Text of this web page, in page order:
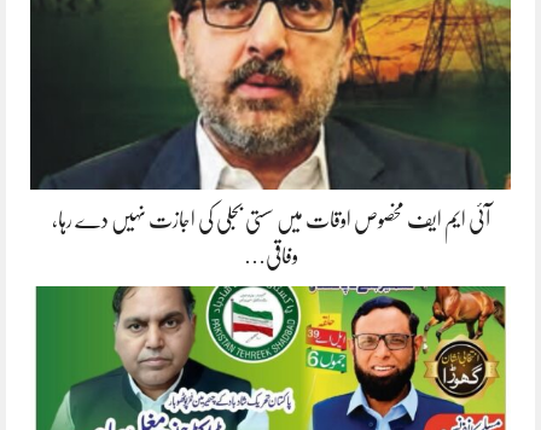
آئی ایم ایف مخصوص اوقات میں سستی بجلی کی اجازت نہیں دے رہا،
وفاقی…